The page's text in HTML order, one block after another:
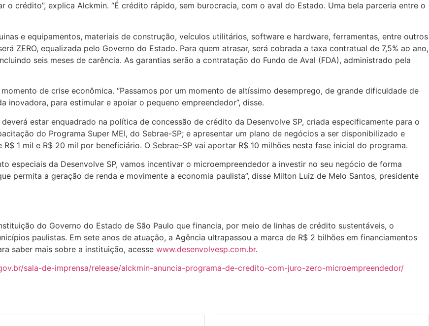
crédito”, explica Alckmin. “É crédito rápido, sem burocracia, com o aval do Estado. Uma bela parceria entre o
e equipamentos, materiais de construção, veículos utilitários, software e hardware, ferramentas, entre outros
ZERO, equalizada pelo Governo do Estado. Para quem atrasar, será cobrada a taxa contratual de 7,5% ao ano,
seis meses de carência. As garantias serão a contratação do Fundo de Aval (FDA), administrado pela
de crise econômica. “Passamos por um momento de altíssimo desemprego, de grande dificuldade de
inovadora, para estimular e apoiar o pequeno empreendedor”, disse.
estar enquadrado na política de concessão de crédito da Desenvolve SP, criada especificamente para o
do Programa Super MEI, do Sebrae-SP; e apresentar um plano de negócios a ser disponibilizado e
1 mil e R$ 20 mil por beneficiário. O Sebrae-SP vai aportar R$ 10 milhões nesta fase inicial do programa.
especiais da Desenvolve SP, vamos incentivar o microempreendedor a investir no seu negócio de forma
permita a geração de renda e movimente a economia paulista”, disse Milton Luiz de Melo Santos, presidente
do Governo do Estado de São Paulo que financia, por meio de linhas de crédito sustentáveis, o
paulistas. Em sete anos de atuação, a Agência ultrapassou a marca de R$ 2 bilhões em financiamentos
saber mais sobre a instituição, acesse www.desenvolvesp.com.br.
sala-de-imprensa/release/alckmin-anuncia-programa-de-credito-com-juro-zero-microempreendedor/